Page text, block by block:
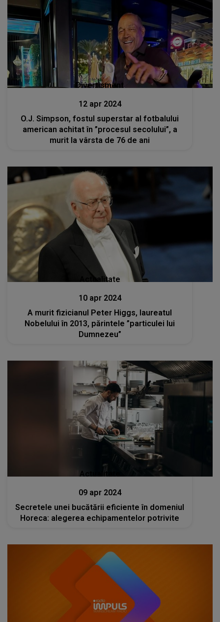
Divertisment
12 apr 2024
O.J. Simpson, fostul superstar al fotbalului
american achitat în ”procesul secolului”, a
murit la vârsta de 76 de ani
Actualitate
10 apr 2024
A murit fizicianul Peter Higgs, laureatul
Nobelului în 2013, părintele ”particulei lui
Dumnezeu”
Actualitate
09 apr 2024
Secretele unei bucătării eficiente în domeniul
Horeca: alegerea echipamentelor potrivite